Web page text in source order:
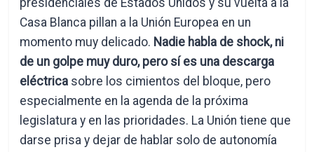
presidenciales de Estados Unidos y su vuelta a la
Casa Blanca pillan a la Unión Europea en un
momento muy delicado. Nadie habla de shock, ni
de un golpe muy duro, pero sí es una descarga
eléctrica sobre los cimientos del bloque, pero
especialmente en la agenda de la próxima
legislatura y en las prioridades. La Unión tiene que
darse prisa y dejar de hablar solo de autonomía